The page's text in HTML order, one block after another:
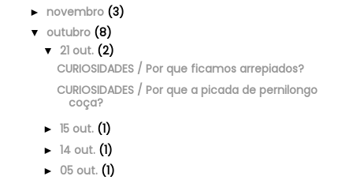
► novembro (3)
▼ outubro (8)
▼ 21 out. (2)
CURIOSIDADES / Por que ficamos arrepiados?
CURIOSIDADES / Por que a picada de pernilongo
coça?
► 15 out. (1)
► 14 out. (1)
► 05 out. (1)